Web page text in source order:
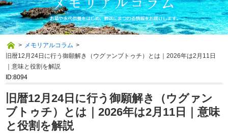
> メモリアルコラム >
旧暦12月24日に行う御願解き（ウグァンブトゥチ）とは｜2026年は2月11日
｜意味と役割を解説
ID:8094
旧暦12月24日に行う御願解き（ウグァン
ブトゥチ）とは｜2026年は2月11日｜意味
と役割を解説